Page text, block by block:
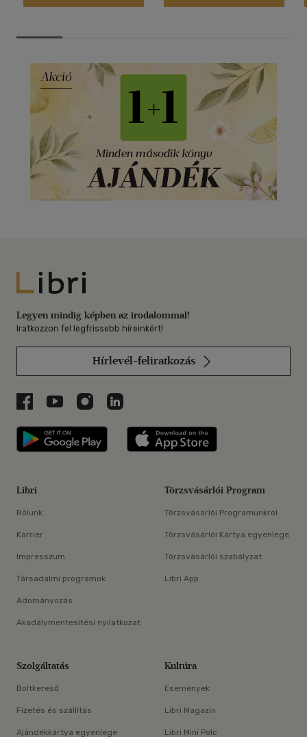
Libri
Legyen mindig képben az irodalommal!
Iratkozzon fel legfrissebb híreinkért!
Hírlevél-feliratkozás
Libri a Facebookon
Libri a Youtube-on
Libri az Instagramon
Libri a LinkedInen
Libri applikáció Szerezd meg: Google
Libri
Rólunk
Karrier
Impresszum
Társadalmi programok
Adományozás
Akadálymentesítési nyilatkozat
Törzsvásárlói Program
Törzsvásárlói Programunkról
Törzsvásárlói Kártya egyenlege
Törzsvásárlói szabályzat
Libri App
Szolgáltatás
Boltkereső
Fizetés és szállítás
Ajándékkártya egyenlege
Kultúra
Események
Libri Magazin
Libri Mini Polc